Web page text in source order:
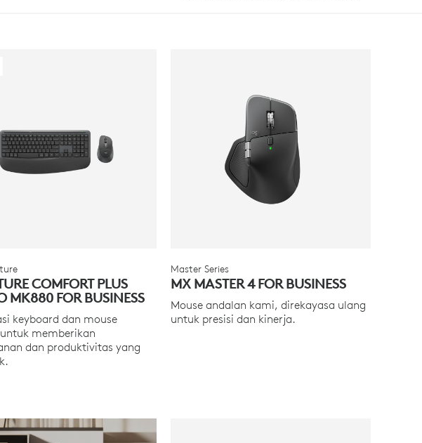
COMFORT PLUS
MK880 FOR BUSINESS
keyboard dan mouse
memberikan
dan produktivitas yang
Master Series
MX MASTER 4 FOR BUSINESS
Mouse andalan kami, direkayasa ulang
untuk presisi dan kinerja.